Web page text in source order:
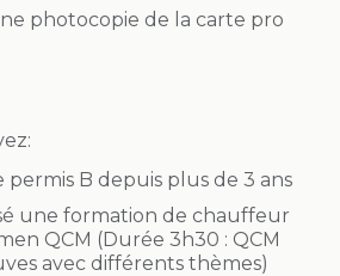
photocopie de la carte pro
permis B depuis plus de 3 ans
une formation de chauffeur
QCM (Durée 3h30 : QCM
avec différents thèmes)